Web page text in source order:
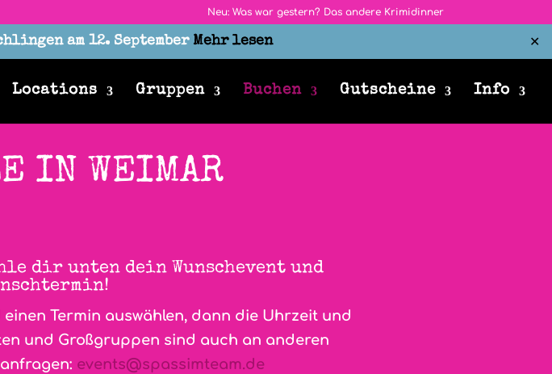
Neu: Was war gestern? Das andere Krimidinner
am 12. September Mehr lesen ✕
Locations Gruppen Buchen Gutscheine Info
IN WEIMAR
dir unten dein Wunschevent und
Termin auswählen, dann die Uhrzeit und
und Großgruppen sind auch an anderen
events@spassimteam.de